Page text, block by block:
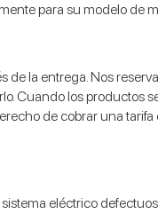
para su modelo de
la entrega. Nos
Cuando los
de cobrar una
eléctrico